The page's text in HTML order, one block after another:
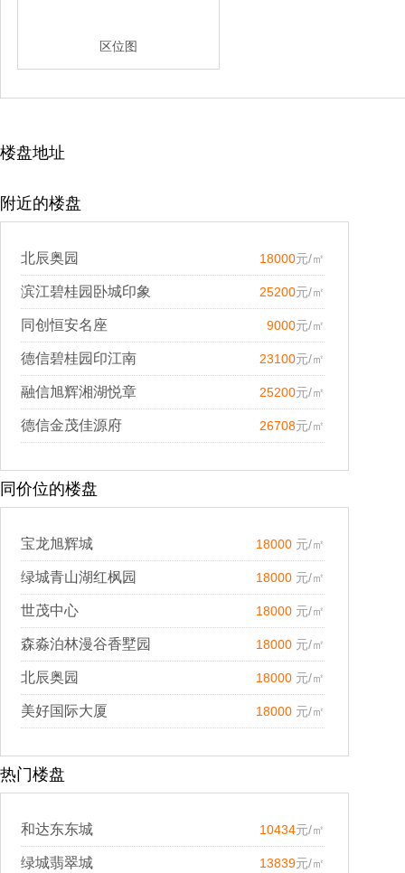
区位图
楼盘地址
附近的楼盘
北辰奥园 18000元/㎡
滨江碧桂园卧城印象 25200元/㎡
同创恒安名座 9000元/㎡
德信碧桂园印江南 23100元/㎡
融信旭辉湘湖悦章 25200元/㎡
德信金茂佳源府 26708元/㎡
同价位的楼盘
宝龙旭辉城 18000 元/㎡
绿城青山湖红枫园 18000 元/㎡
世茂中心 18000 元/㎡
森淼泊林漫谷香墅园 18000 元/㎡
北辰奥园 18000 元/㎡
美好国际大厦 18000 元/㎡
热门楼盘
和达东东城 10434元/㎡
绿城翡翠城 13839元/㎡